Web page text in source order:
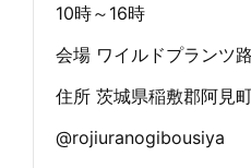
10時～16時
会場 ワイルドプランツ
住所 茨城県稲敷郡阿見
@rojiuranogibousiya